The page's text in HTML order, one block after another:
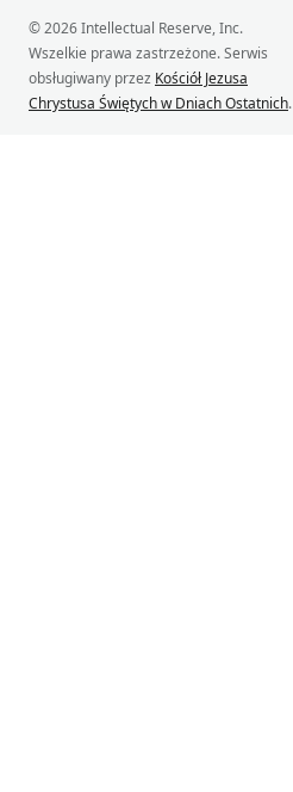
© 2026 Intellectual Reserve, Inc.
Wszelkie prawa zastrzeżone. Serwis
obsługiwany przez Kościół Jezusa
Chrystusa Świętych w Dniach Ostatnich.